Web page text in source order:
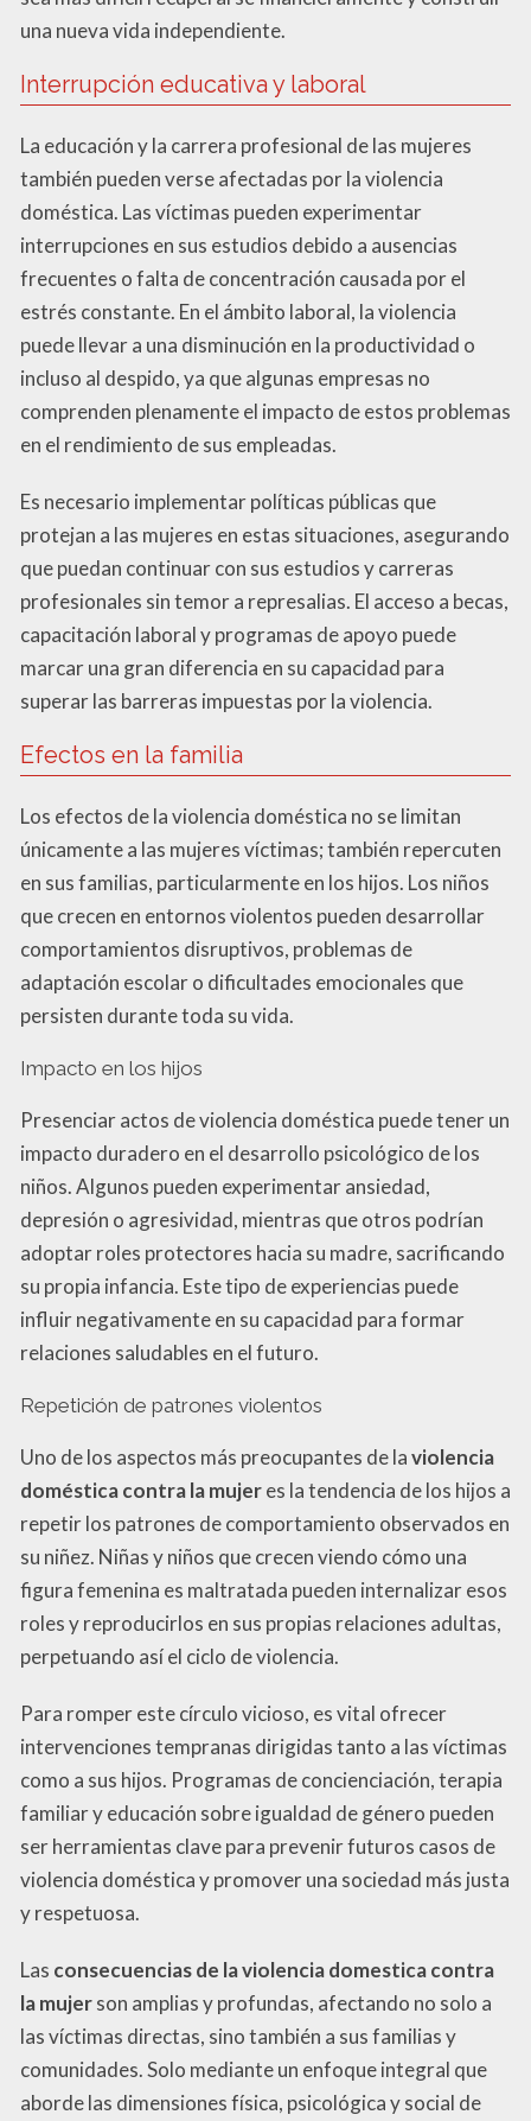
una nueva vida independiente.
Interrupción educativa y laboral
La educación y la carrera profesional de las mujeres
también pueden verse afectadas por la violencia
doméstica. Las víctimas pueden experimentar
interrupciones en sus estudios debido a ausencias
frecuentes o falta de concentración causada por el
estrés constante. En el ámbito laboral, la violencia
puede llevar a una disminución en la productividad o
incluso al despido, ya que algunas empresas no
comprenden plenamente el impacto de estos problemas
en el rendimiento de sus empleadas.
Es necesario implementar políticas públicas que
protejan a las mujeres en estas situaciones, asegurando
que puedan continuar con sus estudios y carreras
profesionales sin temor a represalias. El acceso a becas,
capacitación laboral y programas de apoyo puede
marcar una gran diferencia en su capacidad para
superar las barreras impuestas por la violencia.
Efectos en la familia
Los efectos de la violencia doméstica no se limitan
únicamente a las mujeres víctimas; también repercuten
en sus familias, particularmente en los hijos. Los niños
que crecen en entornos violentos pueden desarrollar
comportamientos disruptivos, problemas de
adaptación escolar o dificultades emocionales que
persisten durante toda su vida.
Impacto en los hijos
Presenciar actos de violencia doméstica puede tener un
impacto duradero en el desarrollo psicológico de los
niños. Algunos pueden experimentar ansiedad,
depresión o agresividad, mientras que otros podrían
adoptar roles protectores hacia su madre, sacrificando
su propia infancia. Este tipo de experiencias puede
influir negativamente en su capacidad para formar
relaciones saludables en el futuro.
Repetición de patrones violentos
Uno de los aspectos más preocupantes de laviolencia
doméstica contra la mujeres la tendencia de los hijos a
repetir los patrones de comportamiento observados en
su niñez. Niñas y niños que crecen viendo cómo una
figura femenina es maltratada pueden internalizar esos
roles y reproducirlos en sus propias relaciones adultas,
perpetuando así el ciclo de violencia.
Para romper este círculo vicioso, es vital ofrecer
intervenciones tempranas dirigidas tanto a las víctimas
como a sus hijos. Programas de concienciación, terapia
familiar y educación sobre igualdad de género pueden
ser herramientas clave para prevenir futuros casos de
violencia doméstica y promover una sociedad más justa
y respetuosa.
Las consecuencias de la violencia domestica contra
la mujerson amplias y profundas, afectando no solo a
las víctimas directas, sino también a sus familias y
comunidades. Solo mediante un enfoque integral que
aborde las dimensiones física, psicológica y social de